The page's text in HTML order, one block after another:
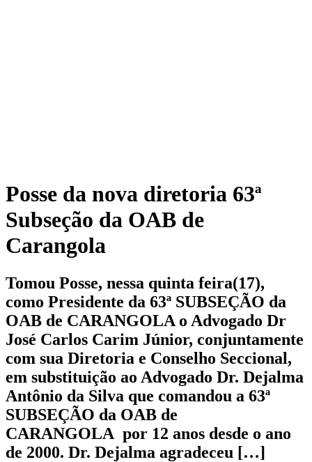
Posse da nova diretoria 63ª
Subseção da OAB de
Carangola
Tomou Posse, nessa quinta feira(17),
como Presidente da 63ª SUBSEÇÃO da
OAB de CARANGOLA o Advogado Dr
José Carlos Carim Júnior, conjuntamente
com sua Diretoria e Conselho Seccional,
em substituição ao Advogado Dr. Dejalma
Antônio da Silva que comandou a 63ª
SUBSEÇÃO da OAB de
CARANGOLA por 12 anos desde o ano
de 2000. Dr. Dejalma agradeceu […]